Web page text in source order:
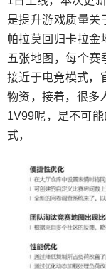
是提升游戏质量关
帕拉莫回归卡拉金
五张地图，每个赛
接近于电竞模式，
物资，接着，很多
1V99呢，是不可
式，